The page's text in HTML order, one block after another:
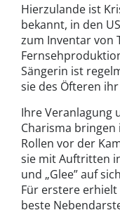
Hierzulande ist
bekannt, in den
zum Inventar von
Sängerin ist
sie des Öfteren
Ihre Veranlagung
Charisma
Rollen vor der
sie mit Auftritten
und „Glee” auf
Für erstere erhielt
beste